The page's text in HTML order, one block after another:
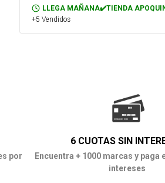
LLEGA MAÑANA✔️TIENDA
+5 Vendidos
por
6 CUOTAS SIN
Encuentra + 1000 marcas y paga
intereses